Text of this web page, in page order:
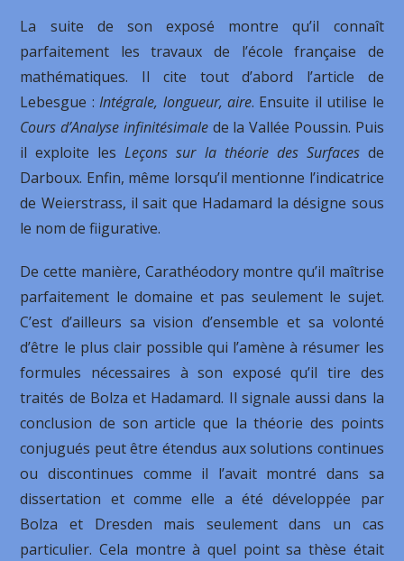
La suite de son exposé montre qu’il connaît
parfaitement les travaux de l’école française de
mathématiques. Il cite tout d’abord l’article de
Lebesgue :Intégrale, longueur, aire. Ensuite il utilise le
Cours d’Analyse infinitésimalede la Vallée Poussin. Puis
il exploite lesLeçons sur la théorie des Surfacesde
Darboux. Enfin, même lorsqu’il mentionne l’indicatrice
de Weierstrass, il sait que Hadamard la désigne sous
le nom de fiigurative.
De cette manière, Carathéodory montre qu’il maîtrise
parfaitement le domaine et pas seulement le sujet.
C’est d’ailleurs sa vision d’ensemble et sa volonté
d’être le plus clair possible qui l’amène à résumer les
formules nécessaires à son exposé qu’il tire des
traités de Bolza et Hadamard. Il signale aussi dans la
conclusion de son article que la théorie des points
conjugués peut être étendus aux solutions continues
ou discontinues comme il l’avait montré dans sa
dissertation et comme elle a été développée par
Bolza et Dresden mais seulement dans un cas
particulier. Cela montre à quel point sa thèse était